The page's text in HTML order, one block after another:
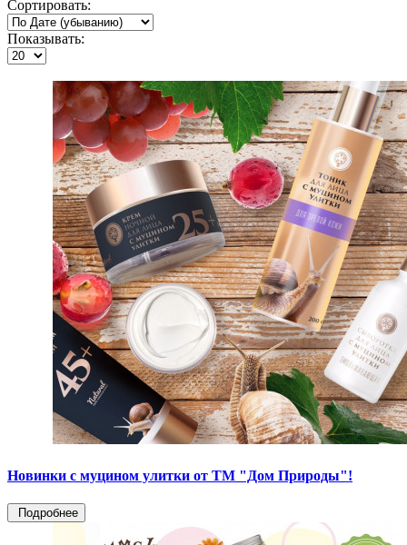
Сортировать:
Показывать:
Новинки с муцином улитки от ТМ "Дом Природы"!
Подробнее